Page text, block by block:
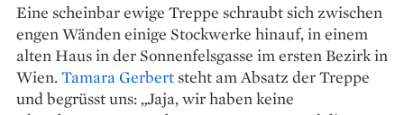
Eine scheinbar ewige Treppe schraubt sich zwischen
engen Wänden einige Stockwerke hinauf, in einem
alten Haus in der Sonnenfelsgasse im ersten Bezirk in
Wien. Tamara Gerbertsteht am Absatz der Treppe
und begrüsst uns: „Jaja, wir haben keine